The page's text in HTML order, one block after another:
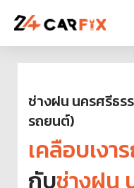
ช่างฝน นครศรีธร
รถยนต์)
เคลือบเงา
กับช่างฝน